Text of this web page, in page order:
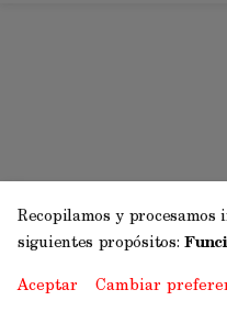
Recopilamos y
siguientes propósitos:
Aceptar Cambiar